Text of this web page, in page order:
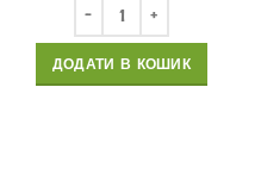
ДОДАТИ В КОШИК